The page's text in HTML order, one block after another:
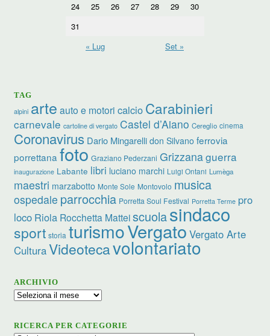
24
25 26 27 28 29
30
31
« Lug
Set »
TAG
alpini arte auto e motori calcio Carabinieri
carnevale cartoline di vergato Castel d’Aiano Cereglio cinema
Coronavirus Dario Mingarelli don Silvano ferrovia
porrettana foto Graziano Pederzani Grizzanaguerra
inaugurazione Labante libri luciano marchi Luigi Ontani Lumèga
maestri marzabotto Monte Sole Montovolo musica
ospedale parrocchia Porretta Soul Festival Porretta Terme pro
loco Riola Rocchetta Matteiscuolasindaco
sport storia turismoVergato Vergato Arte
CulturaVideotecavolontariato
ARCHIVIO
Archivio
RICERCA PER CATEGORIE